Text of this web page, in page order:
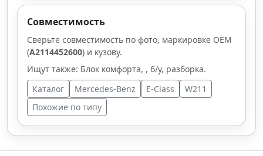
Совместимость
Сверьте совместимость по фото, маркировке OEM
(A2114452600) и кузову.
Ищут также: Блок комфорта, , б/у, разборка.
Каталог
Mercedes-Benz E-Class
W211
Похожие по типу